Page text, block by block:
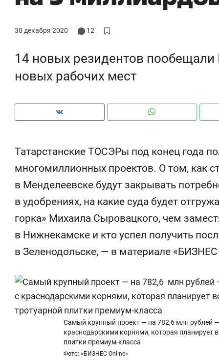
30 декабря 2020 12
14 новых резидентов
новых рабочих мест
Татарстанские ТОСЭРы под конец года
многомиллионных проектов. О том, как
в Менделеевске будут закрывать
в удобрениях, на какие суда будет
горка» Михаила Сыровацкого, чем
в Нижнекамске и кто успел получить
в Зеленодольске, — в материале «БИЗНЕС
Самый крупный проект — на 782,6 млн рублей
краснодарскими корнями, которая планирует
плитки премиум-класса
Фото: «БИЗНЕС Online»
рынки, почему надо знать
физическим
основа
Мексика, рок-концерт
и вагон с чак-чаком: как
в Менделеевске прошла
«Гонка Героев»